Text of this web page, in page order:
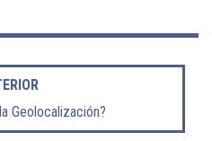
Geolocalización?